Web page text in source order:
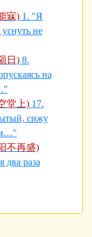
寐) 1. "Я
не
日) 8.
на
堂上) 17.
сижу
不再盛)
два раза